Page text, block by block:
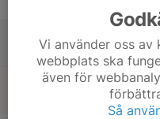
Vi använder oss
webbplats ska
även för
Så